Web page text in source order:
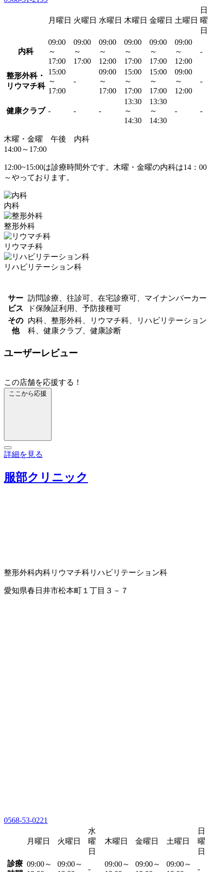
月曜日 火曜日 水曜日 木曜日 金曜日 土曜日
日
曜
日
内科
09:00
～
17:00
09:00
～
17:00
09:00
～
12:00
09:00
～
17:00
09:00
～
17:00
09:00
～
12:00
-
整形外科・
リウマチ科
15:00
～
17:00
-
09:00
～
17:00
15:00
～
17:00
15:00
～
17:00
09:00
～
12:00
-
健康クラブ - - -
13:30
～
14:30
13:30
～
14:30
- -
木曜・金曜 午後 内科
14:00～17:00
12:00~15:00は診療時間外です。木曜・金曜の内科は14：00
～やっております。
内科
整形外科
リウマチ科
リハビリテーション科
サー
ビス
訪問診療、往診可、在宅診療可、マイナンバーカー
ド保険証利用、予防接種可
その
他
内科、整形外科、リウマチ科、リハビリテーション
科、健康クラブ、健康診断
ユーザーレビュー
この店舗を応援する！
ここから応援
詳細を見る
服部クリニック
整形外科内科リウマチ科リハビリテーション科
愛知県春日井市松本町１丁目３－７
0568-53-0221
月曜日 火曜日
水
曜
日
木曜日 金曜日 土曜日
日
曜
日
診療 09:00～
09:00～
-
09:00～
09:00～
09:00～
-